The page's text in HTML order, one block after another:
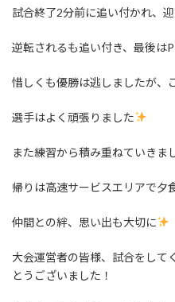
試合終了2分前に追い付かれ、迎
逆転されるも追い付き、最後は
惜しくも優勝は逃しましたが、
選手はよく頑張りました
また練習から積み重ねていきま
帰りは高速サービスエリアで夕
仲間との絆、思い出も大切に
大会運営者の皆様、試合をして
とうございました！